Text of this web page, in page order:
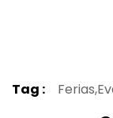
Tag : Ferias,